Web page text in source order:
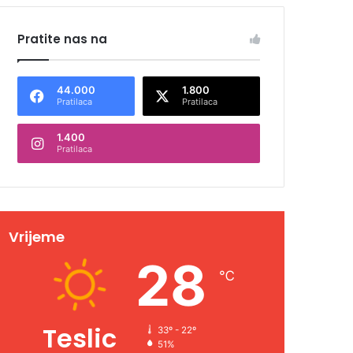
Pratite nas na
44.000
Pratilaca
1.800
Pratilaca
1.400
Pratilaca
Vrijeme
Teslic
28 ℃
33º - 22º
51%